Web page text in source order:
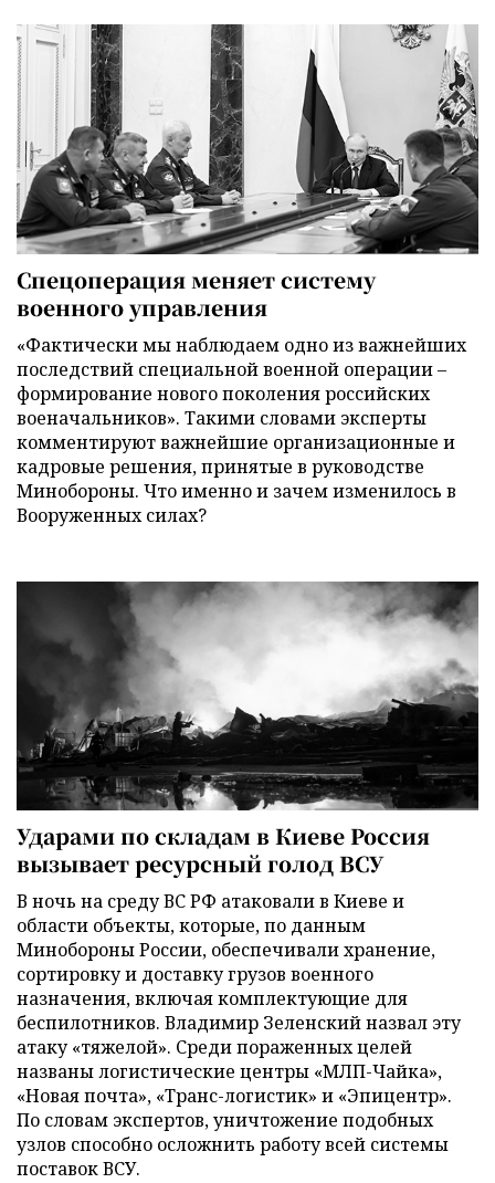
Спецоперация меняет систему
военного управления
«Фактически мы наблюдаем одно из важнейших
последствий специальной военной операции –
формирование нового поколения российских
военачальников». Такими словами эксперты
комментируют важнейшие организационные и
кадровые решения, принятые в руководстве
Минобороны. Что именно и зачем изменилось в
Вооруженных силах?
Ударами по складам в Киеве Россия
вызывает ресурсный голод ВСУ
В ночь на среду ВС РФ атаковали в Киеве и
области объекты, которые, по данным
Минобороны России, обеспечивали хранение,
сортировку и доставку грузов военного
назначения, включая комплектующие для
беспилотников. Владимир Зеленский назвал эту
атаку «тяжелой». Среди пораженных целей
названы логистические центры «МЛП-Чайка»,
«Новая почта», «Транс-логистик» и «Эпицентр».
По словам экспертов, уничтожение подобных
узлов способно осложнить работу всей системы
поставок ВСУ.